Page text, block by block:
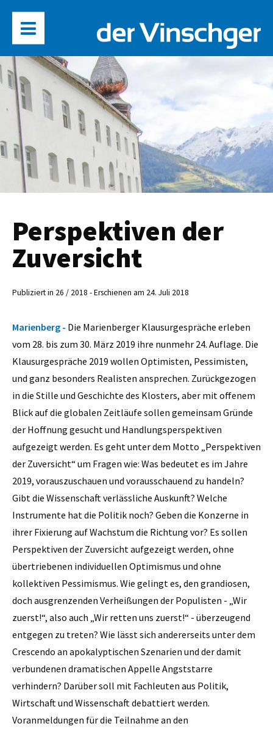
Perspektiven der
Zuversicht
Publiziert in 26 / 2018 - Erschienen am 24. Juli 2018
Marienberg - Die Marienberger Klausurgespräche erleben
vom 28. bis zum 30. März 2019 ihre nunmehr 24. Auflage. Die
Klausurgespräche 2019 wollen Optimisten, Pessimisten,
und ganz besonders Realisten ansprechen. Zurückgezogen
in die Stille und Geschichte des Klosters, aber mit offenem
Blick auf die globalen Zeitläufe sollen gemeinsam Gründe
der Hoffnung gesucht und Handlungsperspektiven
aufgezeigt werden. Es geht unter dem Motto „Perspektiven
der Zuversicht“ um Fragen wie: Was bedeutet es im Jahre
2019, vorauszuschauen und vorausschauend zu handeln?
Gibt die Wissenschaft verlässliche Auskunft? Welche
Instrumente hat die Politik noch? Geben die Konzerne in
ihrer Fixierung auf Wachstum die Richtung vor? Es sollen
Perspektiven der Zuversicht aufgezeigt werden, ohne
übertriebenen individuellen Optimismus und ohne
kollektiven Pessimismus. Wie gelingt es, den grandiosen,
doch ausgrenzenden Verheißungen der Populisten - „Wir
zuerst!“, also auch „Wir retten uns zuerst!“ - überzeugend
entgegen zu treten? Wie lässt sich andererseits unter dem
Crescendo an apokalyptischen Szenarien und der damit
verbundenen dramatischen Appelle Angststarre
verhindern? Darüber soll mit Fachleuten aus Politik,
Wirtschaft und Wissenschaft debattiert werden.
Voranmeldungen für die Teilnahme an den